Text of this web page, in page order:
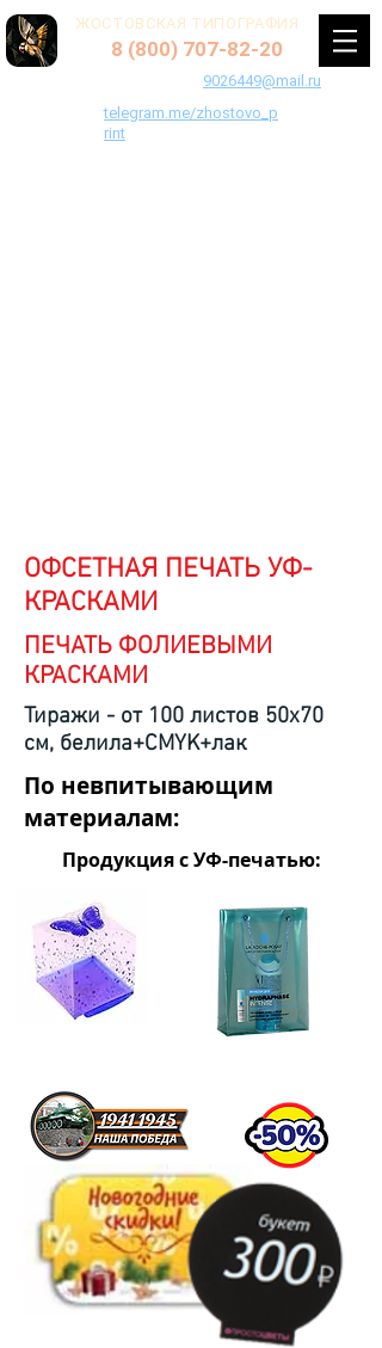
ЖОСТОВСКАЯ ТИПОГРАФИЯ
8 (800) 707-82-20
9026449@mail.ru
telegram.me/zhostovo_p
rint
ОФСЕТНАЯ ПЕЧАТЬ УФ-
КРАСКАМИ
ПЕЧАТЬ ФОЛИЕВЫМИ
КРАСКАМИ
Тиражи - от 100 листов 50х70
см, белила+CMYK+лак
По невпитывающим
материалам:
Продукция с УФ-печатью: